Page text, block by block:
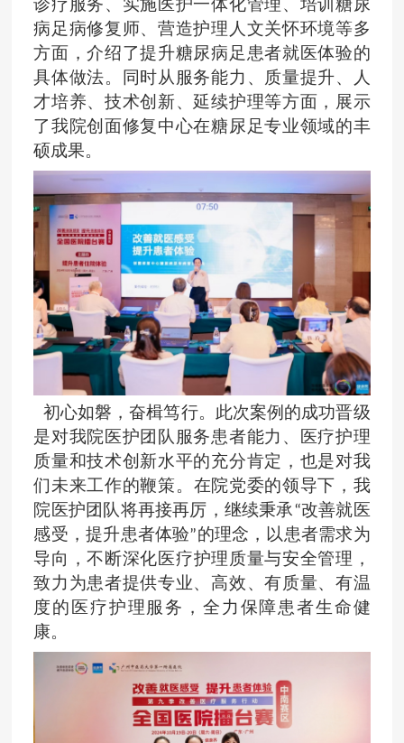
病足病修复师、营造护理人文关怀环境等多
方面，介绍了提升糖尿病足患者就医体验的
具体做法。同时从服务能力、质量提升、人
才培养、技术创新、延续护理等方面，展示
了我院创面修复中心在糖尿足专业领域的丰
硕成果。
初心如磐，奋楫笃行。 此次案例的成功晋级
是对我院医护团队服务患者能力、医疗护理
质量和技术创新水平的充分肯定，也是对我
们未来工作的鞭策。在院党委的领导下，我
院 医护团队将再接再厉，继续秉承“改善就医
感受，提升患者体验”的理念， 以患者需求为
导向 ，不断深化 医疗护理质量与安全管理，
致力为患者提供专业、高效、有质量、有温
度的 医疗护理 服务，全力保障患者生命健
康。